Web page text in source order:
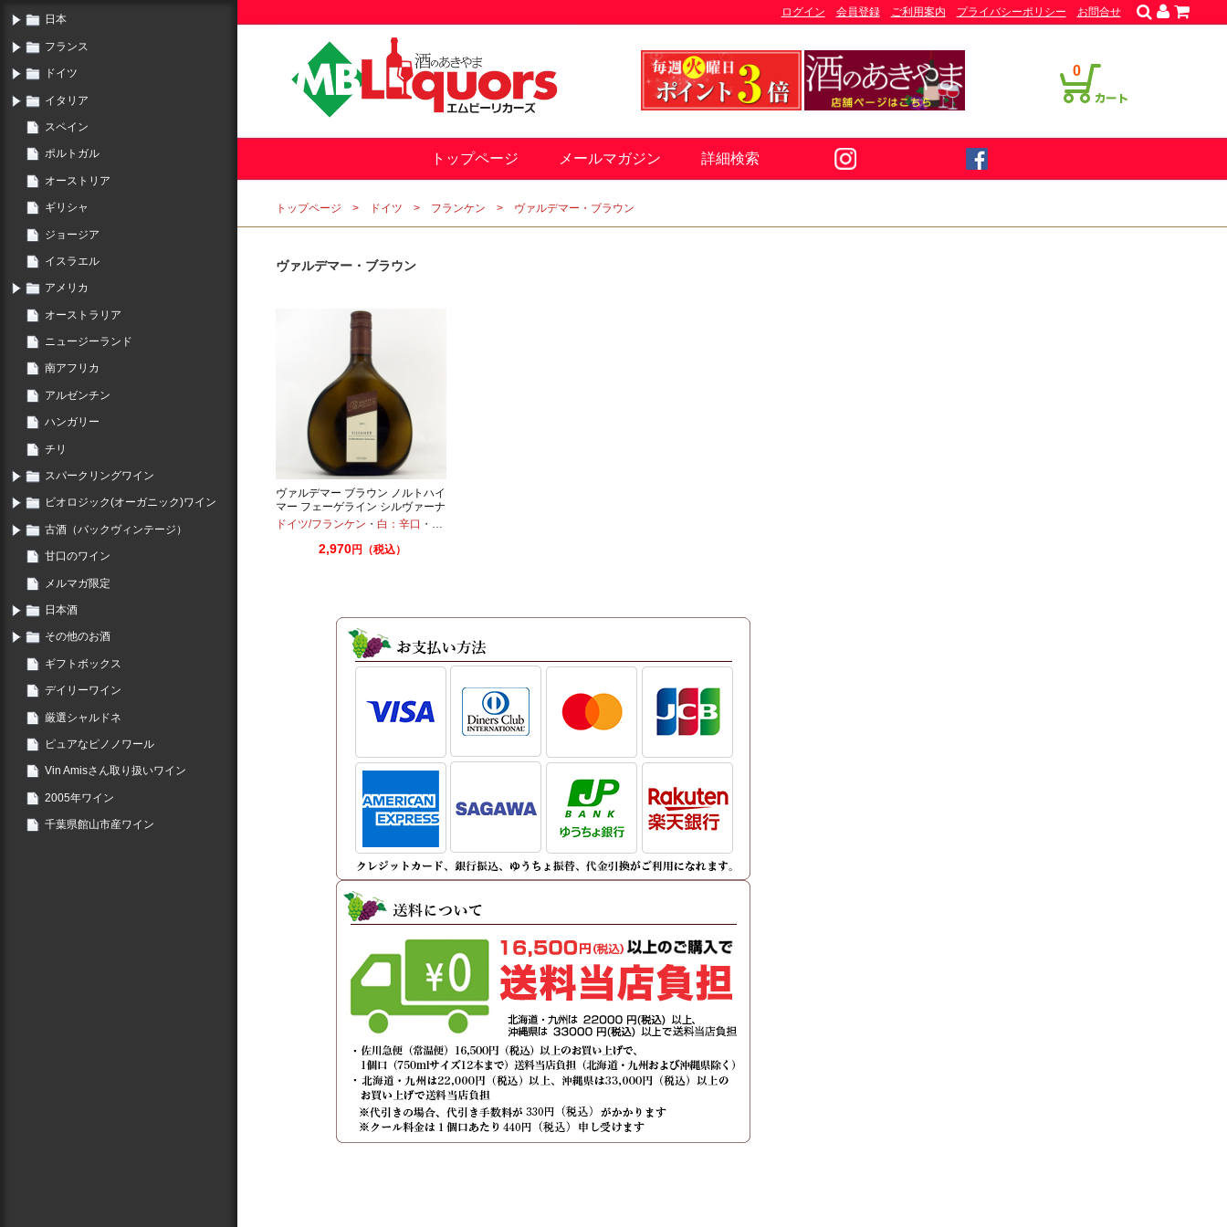
日本
フランス
ドイツ
イタリア
スペイン
ポルトガル
オーストリア
ギリシャ
ジョージア
イスラエル
アメリカ
オーストラリア
ニュージーランド
南アフリカ
アルゼンチン
ハンガリー
チリ
スパークリングワイン
ビオロジック(オーガニック)ワイン
古酒（バックヴィンテージ）
甘口のワイン
メルマガ限定
日本酒
その他のお酒
ギフトボックス
デイリーワイン
厳選シャルドネ
ピュアなピノノワール
Vin Amisさん取り扱いワイン
2005年ワイン
千葉県館山市産ワイン
0
ログイン 会員登録 ご利用案内 プライバシーポリシー お問合せ
トップページ メールマガジン 詳細検索
トップページ ドイツ フランケン ヴァルデマー・ブラウン
ヴァルデマー・ブラウン
ヴァルデマー ブラウン ノルトハイ
マー フェーゲライン シルヴァーナ
ー クヴァリテーツヴァイン トロッ
ドイツ/フランケン ・ 白：辛口 ・ シルヴァーナ
2,970円（税込）